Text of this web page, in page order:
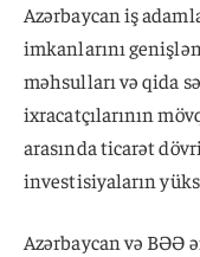
Azərbaycan iş
imkanlarını
məhsulları və qida
ixracatçılarının
arasında ticarət
investisiyaların
Azərbaycan və BƏƏ